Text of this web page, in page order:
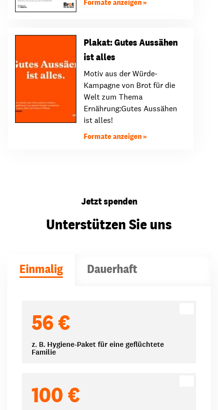
Formate anzeigen
Plakat: Gutes Aussähen
ist alles
Motiv aus der Würde-
Kampagne von Brot für die
Welt zum Thema
Ernährung:Gutes Aussähen
ist alles!
Formate anzeigen
Jetzt spenden
Unterstützen Sie uns
Einmalig Dauerhaft
56 €
z. B. Hygiene-Paket für eine geflüchtete
Familie
100 €